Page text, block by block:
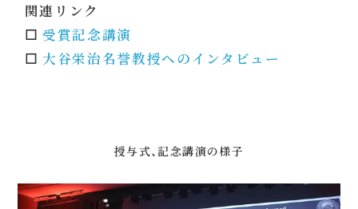
関連リンク
☐受賞記念講演
☐大谷栄治名誉教授へのインタビュー
授与式、記念講演の様子